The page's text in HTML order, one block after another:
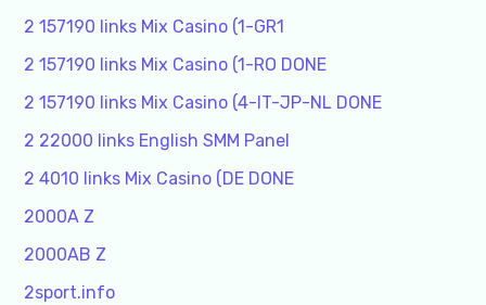
2 157190 links Mix Casino (1-GR1
2 157190 links Mix Casino (1-RO DONE
2 157190 links Mix Casino (4-IT-JP-NL DONE
2 22000 links English SMM Panel
2 4010 links Mix Casino (DE DONE
2000A Z
2000AB Z
2sport.info